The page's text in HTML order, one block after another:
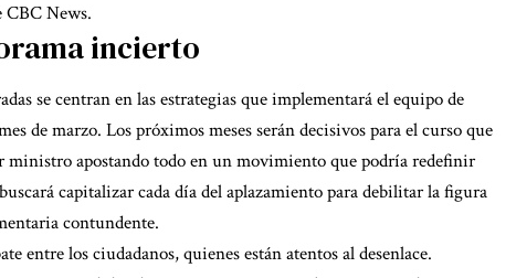
CBC News.
incierto
se centran en las estrategias que implementará el equipo de
de marzo. Los próximos meses serán decisivos para el curso que
ministro apostando todo en un movimiento que podría redefinir
capitalizar cada día del aplazamiento para debilitar la figura
contundente.
entre los ciudadanos, quienes están atentos al desenlace.